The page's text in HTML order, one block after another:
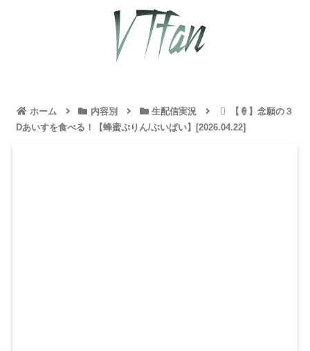
ホーム 内容別 生配信実況
【🍦】念願の３
Dあいすを食べる！【蜂蜜ぷりん/ぶいぱい】[2026.04.22]